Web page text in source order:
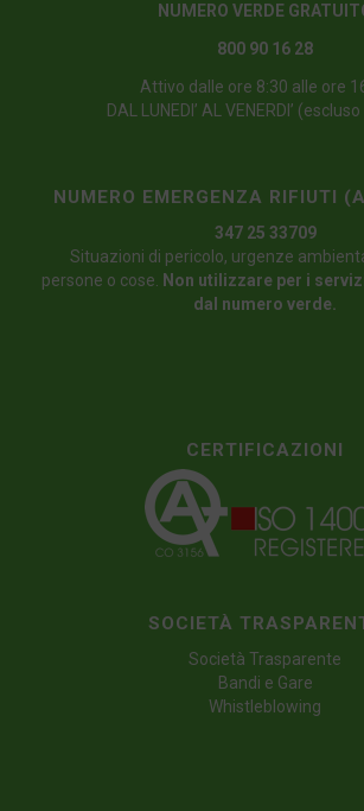
NUMERO VERDE
800 90 16 28
Attivo dalle ore 8:30 alle ore
DAL LUNEDI’ AL VENERDI’
NUMERO EMERGENZA RIFIUTI
347 25 33709
Situazioni di pericolo, urgenze
persone o cose.
Non utilizzare per i
dal numero verde.
CERTIFICAZIONI
SOCIETÀ
Società Trasparente
Bandi e Gare
Whistleblowing